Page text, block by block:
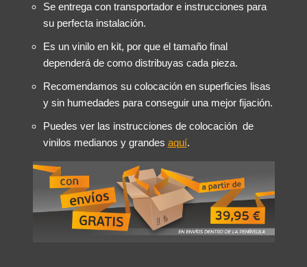
Se entrega con transportador e instrucciones para
su perfecta instalación.
Es un vinilo en kit, por que el tamaño final
dependerá de como distribuyas cada pieza.
Recomendamos su colocación en superficies lisas
y sin humedades para conseguir una mejor fijación.
Puedes ver las instrucciones de colocación de
vinilos medianos y grandes aquí.